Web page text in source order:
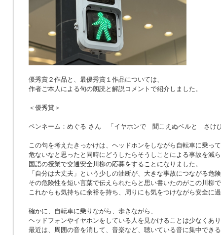
優秀賞２作品と、最優秀賞１作品については、
作者ご本人による句の朗読と解説コメントで紹介しました。
＜優秀賞＞
ペンネーム：めぐる さん 「イヤホンで 聞こえぬベルと さけ
この句を考えたきっかけは、ヘッドホンをしながら自転車に乗っ
危ないなと思ったと同時にどうしたらそうしことによる事故を減
国語の授業で交通安全川柳の応募をすることになりました。
「自分は大丈夫」という少しの油断が、大きな事故につながる危
その危険性を短い言葉で伝えられたらと思い書いたのがこの川柳
これからも気持ちに余裕を持ち、周りにも気をつけながら安全に
確かに、自転車に乗りながら、歩きながら、
ヘッドフォンやイヤホンをしている人を見かけることは少なくあ
最近は、周囲の音を消して、音楽など、聴いている音に集中できる